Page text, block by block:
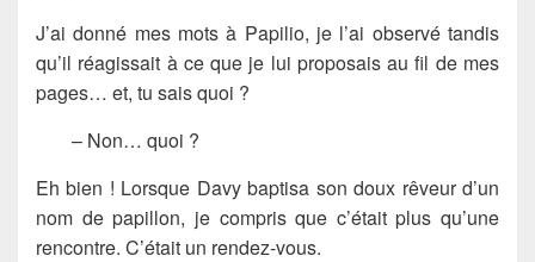
J’ai donné mes mots à Papilio, je l’ai observé tandis
qu’il réagissait à ce que je lui proposais au fil de mes
pages… et, tu sais quoi ?
– Non… quoi ?
Eh bien ! Lorsque Davy baptisa son doux rêveur d’un
nom de papillon, je compris que c’était plus qu’une
rencontre. C’était un rendez-vous.